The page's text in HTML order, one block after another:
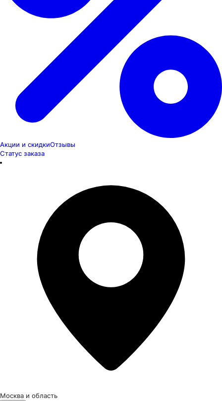
Акции и скидкиОтзывы
Статус заказа
Москва и область